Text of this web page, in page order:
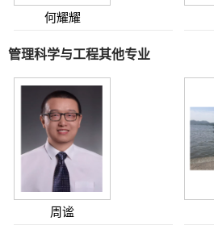
何耀耀
管理科学与工程其他专业
周谧